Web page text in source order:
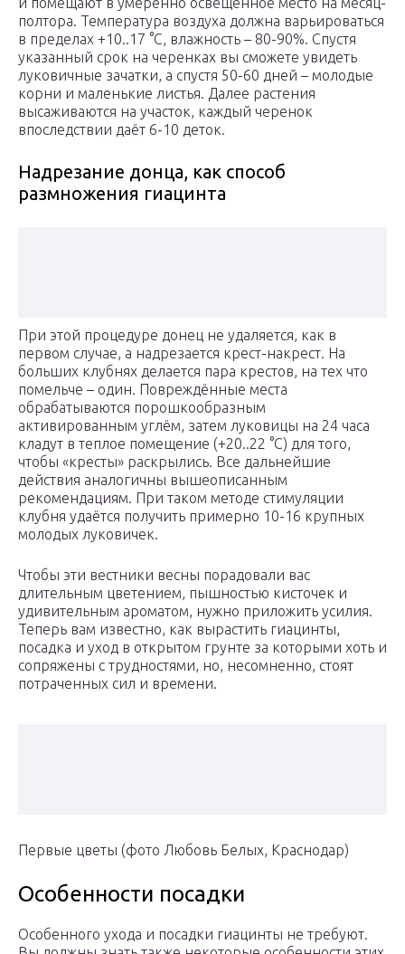
полтора. Температура воздуха должна варьироваться
в пределах +10..17 °С, влажность – 80-90%. Спустя
указанный срок на черенках вы сможете увидеть
луковичные зачатки, а спустя 50-60 дней – молодые
корни и маленькие листья. Далее растения
высаживаются на участок, каждый черенок
впоследствии даёт 6-10 деток.
Надрезание донца, как способ
размножения гиацинта
При этой процедуре донец не удаляется, как в
первом случае, а надрезается крест-накрест. На
больших клубнях делается пара крестов, на тех что
помельче – один. Повреждённые места
обрабатываются порошкообразным
активированным углём, затем луковицы на 24 часа
кладут в теплое помещение (+20..22 °С) для того,
чтобы «кресты» раскрылись. Все дальнейшие
действия аналогичны вышеописанным
рекомендациям. При таком методе стимуляции
клубня удаётся получить примерно 10-16 крупных
молодых луковичек.
Чтобы эти вестники весны порадовали вас
длительным цветением, пышностью кисточек и
удивительным ароматом, нужно приложить усилия.
Теперь вам известно, как вырастить гиацинты,
посадка и уход в открытом грунте за которыми хоть и
сопряжены с трудностями, но, несомненно, стоят
потраченных сил и времени.
Первые цветы (фото Любовь Белых, Краснодар)
Особенности посадки
Особенного ухода и посадки гиацинты не требуют.